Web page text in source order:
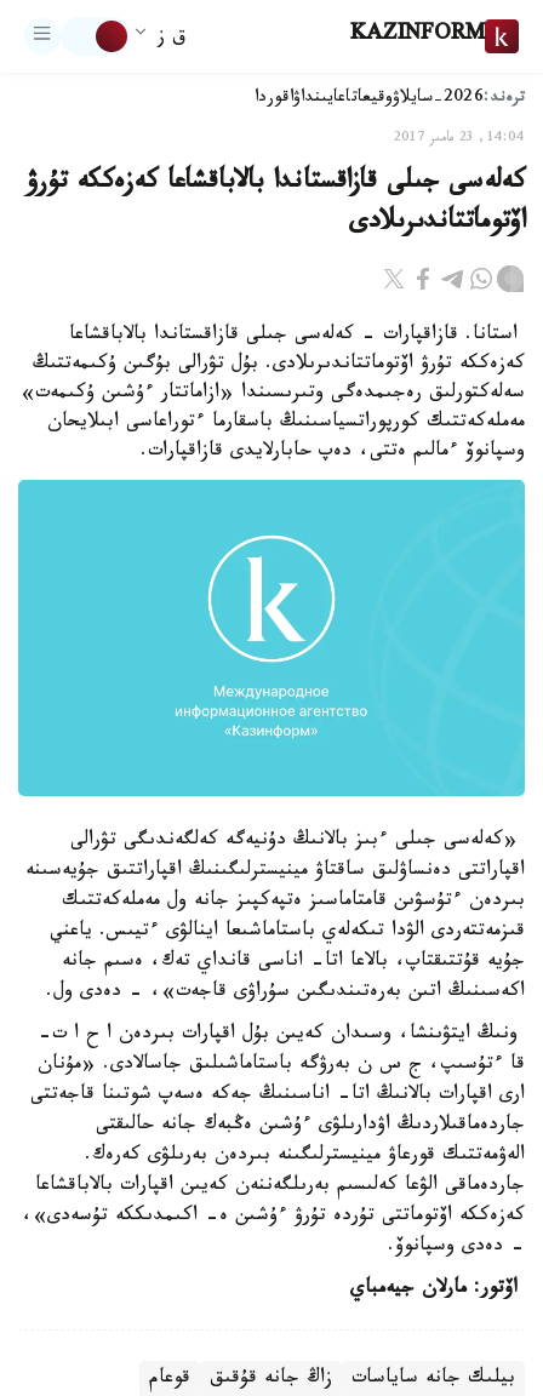
KAZINFORM ق ز
ترەند:2026-سايلاۋ وقيعاتاعايىنداۋاقوردا
14:04, 23 مامىر 2017
كەلەسى جىلى قازاقستاندا بالاباقشاعا كەزەككە تۇرۋ
اۆتوماتتاندىرىلادى
استانا. قازاقپارات - كەلەسى جىلى قازاقستاندا بالاباقشاعا
كەزەككە تۇرۋ اۆتوماتتاندىرىلادى. بۇل تۋرالى بۇگىن ۇكىمەتتىڭ
سەلەكتورلىق رەجىمدەگى وتىرىسىندا «ازاماتتار ءۇشىن ۇكىمەت»
مەملەكەتتىك كورپوراتسياسىنىڭ باسقارما ءتوراعاسى ابىلايحان
وسپانوۆ ءمالىم ەتتى، دەپ حابارلايدى قازاقپارات.
«كەلەسى جىلى ءبىز بالانىڭ دۇنيەگە كەلگەندىگى تۋرالى
اقپاراتتى دەنساۋلىق ساقتاۋ مينيسترلىگىنىڭ اقپاراتتىق جۇيەسىنە
بىردەن ءتۇسۋىن قامتاماسىز ەتپەكپىز جانە ول مەملەكەتتىك
قىزمەتتەردى الۋدا تىكەلەي باستاماشىعا اينالۋى ءتيىس. ياعني
جۇيە قۇتتىقتاپ، بالاعا اتا- اناسى قانداي تەك، ەسىم جانە
اكەسىنىڭ اتىن بەرەتىندىگىن سۇراۋى قاجەت»، - دەدى ول.
ونىڭ ايتۋىنشا، وسىدان كەيىن بۇل اقپارات بىردەن ا ح ا ت-
قا ءتۇسىپ، ج س ن بەرۋگە باستاماشىلىق جاسالادى. «مۇنان
ارى اقپارات بالانىڭ اتا- اناسىنىڭ جەكە ەسەپ شوتىنا قاجەتتى
جاردەماقىلاردىڭ اۋدارىلۋى ءۇشىن ەڭبەك جانە حالىقتى
الەۋمەتتىك قورعاۋ مينيسترلىگىنە بىردەن بەرىلۋى كەرەك.
جاردەماقى الۋعا كەلىسىم بەرىلگەننەن كەيىن اقپارات بالاباقشاعا
كەزەككە اۆتوماتتى تۇردە تۇرۋ ءۇشىن ە- اكىمدىككە تۇسەدى»،
- دەدى وسپانوۆ.
اۆتور: مارلان جيەمباي
بيلىك جانە ساياسات زاڭ جانە قۇقىق قوعام